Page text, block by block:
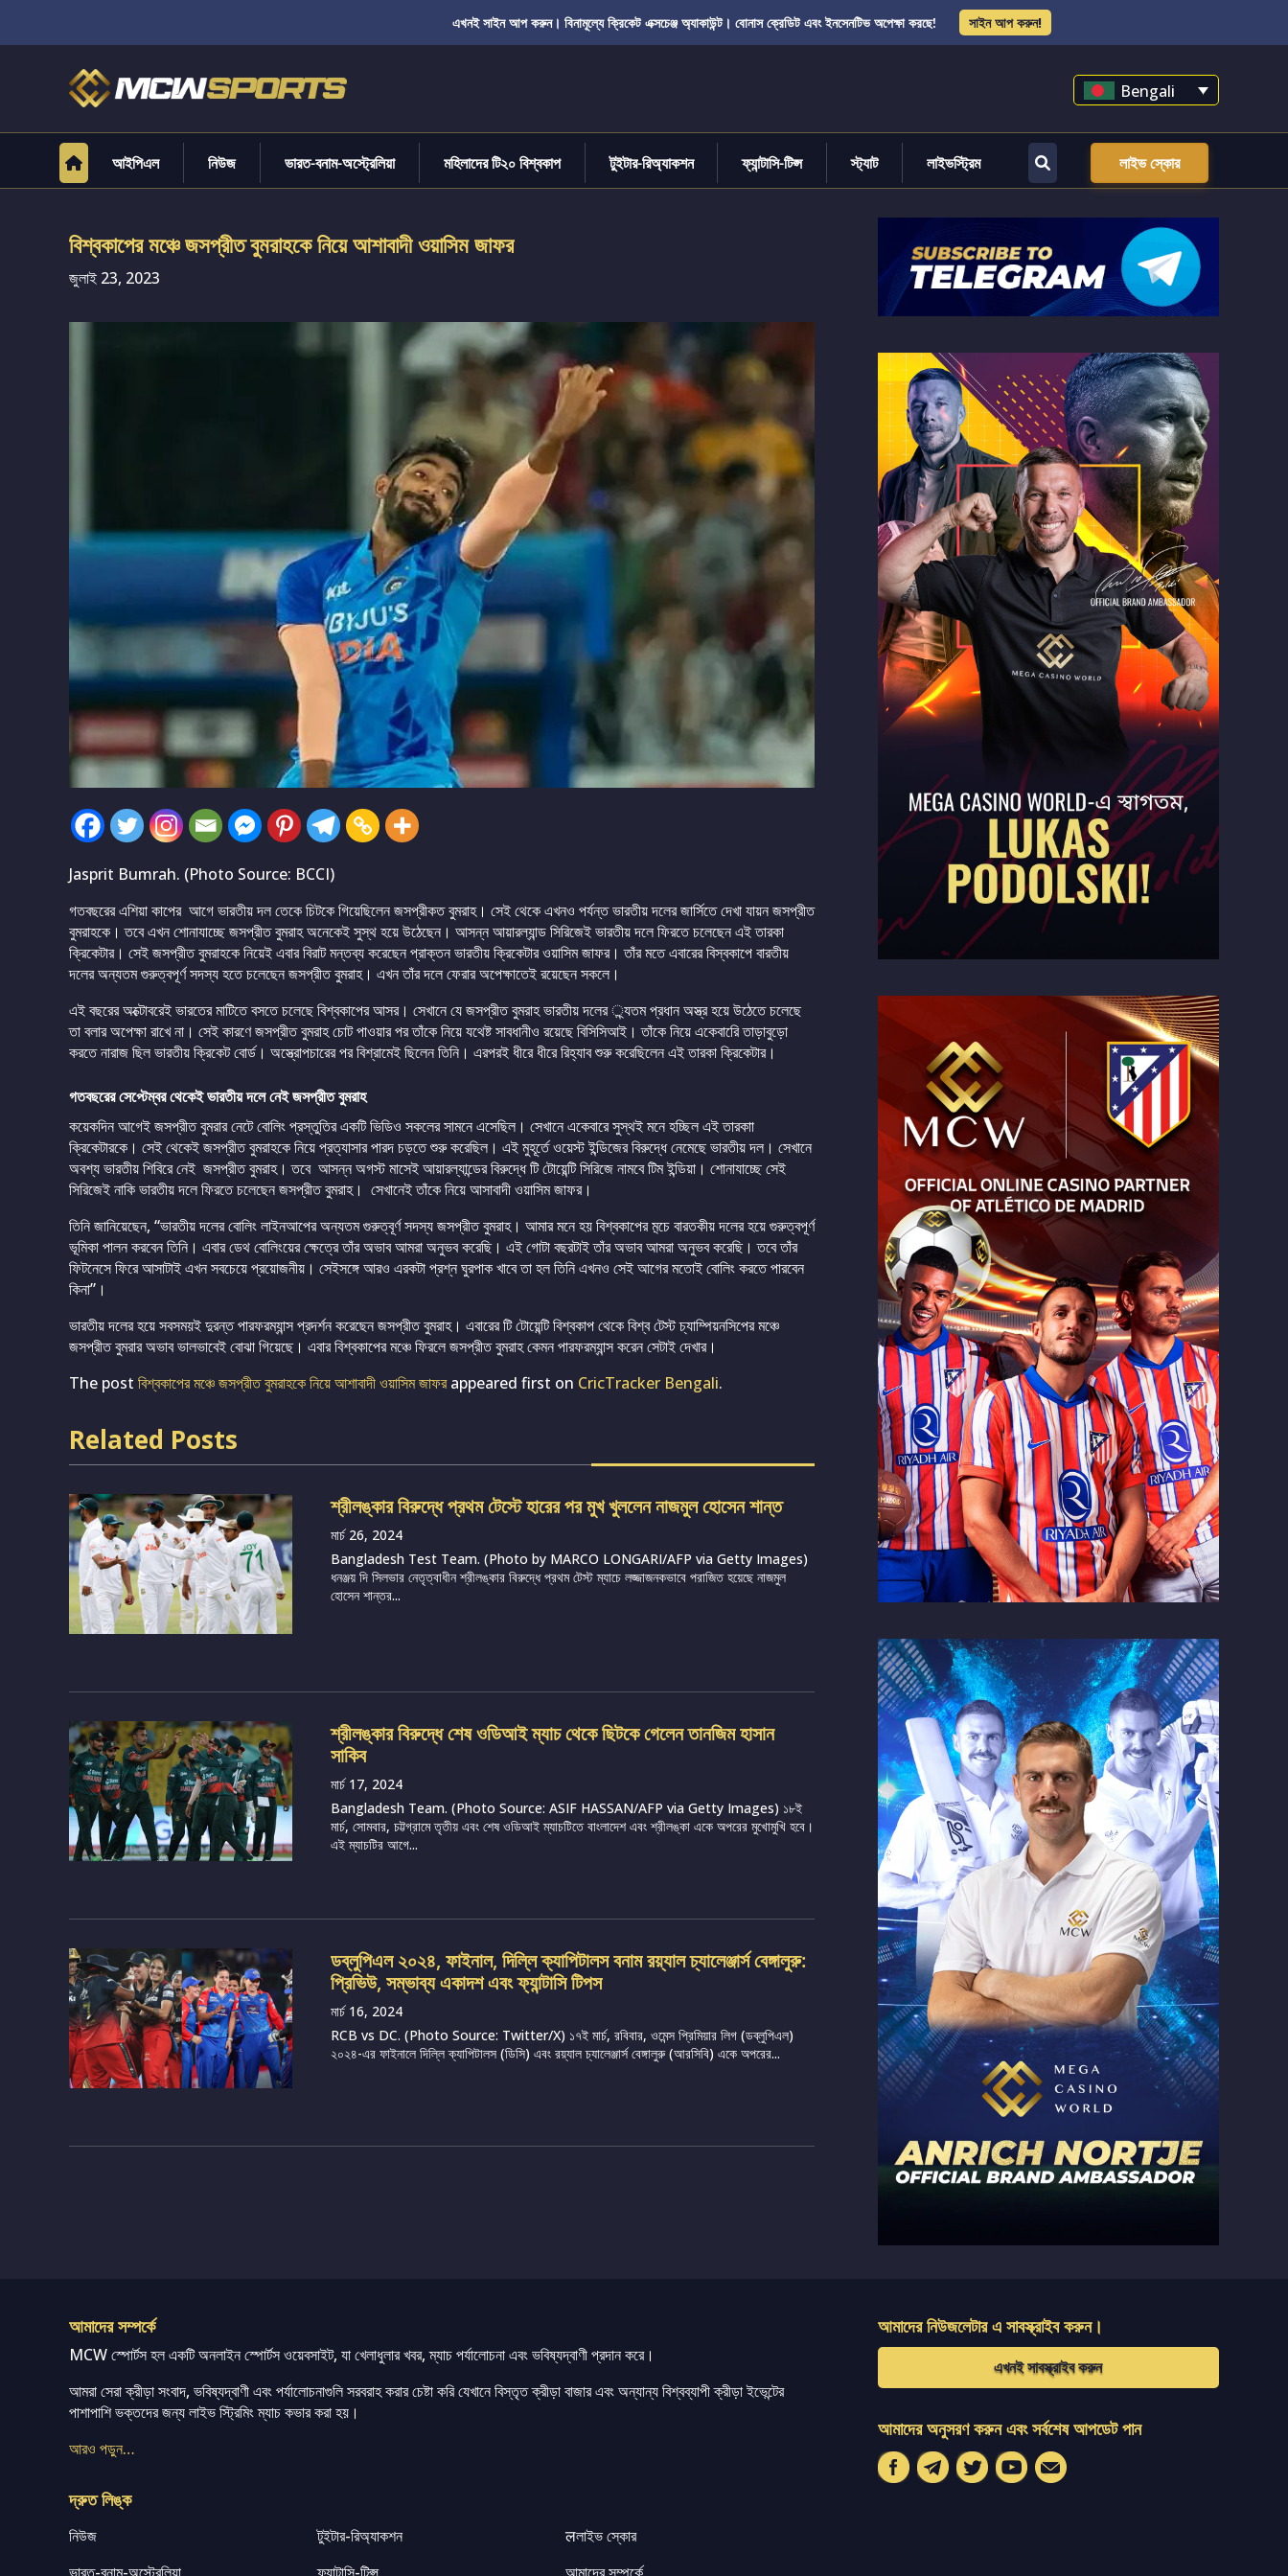
এখনই সাইন আপ করুন। বিনামূল্যে ক্রিকেট এক্সচেঞ্জ অ্যাকাউন্ট। বোনাস ক্রেডিট এবং ইনসেনটিভ অপেক্ষা করছে! সাইন আপ করুন!
Bengali
আইপিএল নিউজ ভারত-বনাম-অস্ট্রেলিয়া মহিলাদের টি২০ বিশ্বকাপ টুইটার-রিঅ্যাকশন ফ্যান্টাসি-টিপ্স স্ট্যাট লাইভস্ট্রিম লাইভ স্কোর
বিশ্বকাপের মঞ্চে জসপ্রীত বুমরাহকে নিয়ে আশাবাদী ওয়াসিম জাফর
জুলাই 23, 2023
Jasprit Bumrah. (Photo Source: BCCI)
গতবছরের এশিয়া কাপের আগে ভারতীয় দল তেকে চিটকে গিয়েছিলেন জসপ্রীকত বুমরাহ। সেই থেকে এখনও পর্যন্ত ভারতীয় দলের জার্সিতে দেখা যায়ন জসপ্রীত
বুমরাহকে। তবে এখন শোনাযাচ্ছে জসপ্রীত বুমরাহ অনেকেই সুস্থ হয়ে উঠেছেন। আসন্ন আয়ারল্যান্ড সিরিজেই ভারতীয় দলে ফিরতে চলেছেন এই তারকা
ক্রিকেটার। সেই জসপ্রীত বুমরাহকে নিয়েই এবার বিরাট মন্তব্য করেছেন প্রাক্তন ভারতীয় ক্রিকেটার ওয়াসিম জাফর। তাঁর মতে এবারের বিস্বকাপে বারতীয়
দলের অন্যতম গুরুত্বপূর্ণ সদস্য হতে চলেছেন জসপ্রীত বুমরাহ। এখন তাঁর দলে ফেরার অপেক্ষাতেই রয়েছেন সকলে।
এই বছরের অক্টোবরেই ভারতের মাটিতে বসতে চলেছে বিশ্বকাপের আসর। সেখানে যে জসপ্রীত বুমরাহ ভারতীয় দলের ্ন্যতম প্রধান অস্ত্র হয়ে উঠেতে চলেছে
তা বলার অপেক্ষা রাখে না। সেই কারণে জসপ্রীত বুমরাহ চোট পাওয়ার পর তাঁকে নিয়ে যথেষ্ট সাবধানীও রয়েছে বিসিসিআই। তাঁকে নিয়ে একেবারেি তাড়াবুড়ো
করতে নারাজ ছিল ভারতীয় ক্রিকেট বোর্ড। অস্ত্রোপচারের পর বিশ্রামেই ছিলেন তিনি। এরপরই ধীরে ধীরে রিহ্যাব শুরু করেছিলেন এই তারকা ক্রিকেটার।
গতবছরের সেপ্টেম্বর থেকেই ভারতীয় দলে নেই জসপ্রীত বুমরাহ
কয়েকদিন আগেই জসপ্রীত বুমরার নেটে বোলিং প্রস্তুতির একটি ভিডিও সকলের সামনে এসেছিল। সেখানে একেবারে সুস্থই মনে হচ্ছিল এই তারকাা
ক্রিকেটারকে। সেই থেকেই জসপ্রীত বুমরাহকে নিয়ে প্রত্যাসার পারদ চড়তে শুরু করেছিল। এই মুহূর্তে ওয়েস্ট ইন্ডিজের বিরুদ্ধে নেমেছে ভারতীয় দল। সেখানে
অবশ্য ভারতীয় শিবিরে নেই জসপ্রীত বুমরাহ। তবে আসন্ন অগস্ট মাসেই আয়ারল্যান্ডের বিরুদ্ধে টি টোয়েন্টি সিরিজে নামবে টিম ইন্ডিয়া। শোনাযাচ্ছে সেই
সিরিজেই নাকি ভারতীয় দলে ফিরতে চলেছেন জসপ্রীত বুমরাহ। সেখানেই তাঁকে নিয়ে আসাবাদী ওয়াসিম জাফর।
তিনি জানিয়েছেন, “ভারতীয় দলের বোলিং লাইনআপের অন্যতম গুরুত্বূর্ণ সদস্য জসপ্রীত বুমরাহ। আমার মনে হয় বিশ্বকাপের ম়্চে বারতকীয় দলের হয়ে গুরুত্বপূর্ণ
ভূমিকা পালন করবেন তিনি। এবার ডেথ বোলিংয়ের ক্ষেত্রে তাঁর অভাব আমরা অনুভব করেছি। এই গোটা বছরটাই তাঁর অভাব আমরা অনুভব করেছি। তবে তাঁর
ফিটনেসে ফিরে আসাটাই এখন সবচেয়ে প্রয়োজনীয়। সেইসঙ্গে আরও এরকটা প্রশ্ন ঘুরপাক খাবে তা হল তিনি এখনও সেই আগের মতোই বোলিং করতে পারবেন
কিনা”।
ভারতীয় দলের হয়ে সবসময়ই দুরন্ত পারফরম্যান্স প্রদর্শন করেছেন জসপ্রীত বুমরাহ। এবারের টি টোয়েন্টি বিশ্বকাপ থেকে বিশ্ব টেস্ট চ্যাম্পিয়নসিপের মঞ্চে
জসপ্রীত বুমরার অভাব ভালভাবেই বোঝা গিয়েছে। এবার বিশ্বকাপের মঞ্চে ফিরলে জসপ্রীত বুমরাহ কেমন পারফরম্যান্স করেন সেটাই দেখার।
The post বিশ্বকাপের মঞ্চে জসপ্রীত বুমরাহকে নিয়ে আশাবাদী ওয়াসিম জাফরappeared first on CricTracker Bengali.
Related Posts
শ্রীলঙ্কার বিরুদ্ধে প্রথম টেস্টে হারের পর মুখ খুললেন নাজমুল হোসেন শান্ত
মার্চ 26, 2024
Bangladesh Test Team. (Photo by MARCO LONGARI/AFP via Getty Images)
ধনঞ্জয় দি সিলভার নেতৃত্বাধীন শ্রীলঙ্কার বিরুদ্ধে প্রথম টেস্ট ম্যাচে লজ্জাজনকভাবে পরাজিত হয়েছে নাজমুল
হোসেন শান্তর...
শ্রীলঙ্কার বিরুদ্ধে শেষ ওডিআই ম্যাচ থেকে ছিটকে গেলেন তানজিম হাসান
সাকিব
মার্চ 17, 2024
Bangladesh Team. (Photo Source: ASIF HASSAN/AFP via Getty Images) ১৮ই
মার্চ, সোমবার, চট্টগ্রামে তৃতীয় এবং শেষ ওডিআই ম্যাচটিতে বাংলাদেশ এবং শ্রীলঙ্কা একে অপরের মুখোমুখি হবে।
এই ম্যাচটির আগে...
ডব্লুপিএল ২০২৪, ফাইনাল, দিল্লি ক্যাপিটালস বনাম রয়্যাল চ্যালেঞ্জার্স বেঙ্গালুরু:
প্রিভিউ, সম্ভাব্য একাদশ এবং ফ্যান্টাসি টিপস
মার্চ 16, 2024
RCB vs DC. (Photo Source: Twitter/X) ১৭ই মার্চ, রবিবার, ওমেন্স প্রিমিয়ার লিগ (ডব্লুপিএল)
২০২৪-এর ফাইনালে দিল্লি ক্যাপিটালস (ডিসি) এবং রয়্যাল চ্যালেঞ্জার্স বেঙ্গালুরু (আরসিবি) একে অপরের...
আমাদের সম্পর্কে
MCW স্পোর্টস হল একটি অনলাইন স্পোর্টস ওয়েবসাইট, যা খেলাধুলার খবর, ম্যাচ পর্যালোচনা এবং ভবিষ্যদ্বাণী প্রদান করে।
আমরা সেরা ক্রীড়া সংবাদ, ভবিষ্যদ্বাণী এবং পর্যালোচনাগুলি সরবরাহ করার চেষ্টা করি যেখানে বিস্তৃত ক্রীড়া বাজার এবং অন্যান্য বিশ্বব্যাপী ক্রীড়া ইভেন্টের
পাশাপাশি ভক্তদের জন্য লাইভ স্ট্রিমিং ম্যাচ কভার করা হয়।
আরও পড়ুন…
দ্রুত লিঙ্ক
নিউজ টুইটার-রিঅ্যাকশন
लলাইভ স্কোর
আমাদের নিউজলেটার এ সাবস্ক্রাইব করুন।
এখনই সাবস্ক্রাইব করুন
আমাদের অনুসরণ করুন এবং সর্বশেষ আপডেট পান